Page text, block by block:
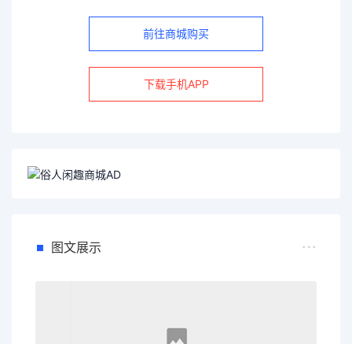
前往商城购买
下载手机APP
图文展示